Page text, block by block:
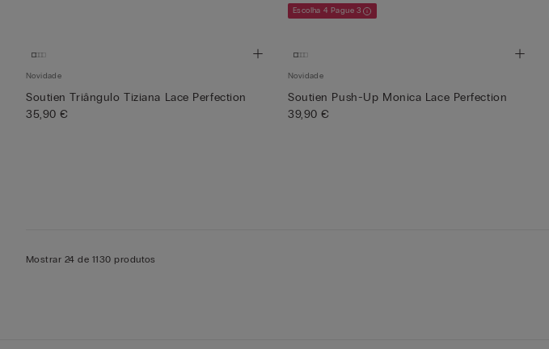
Escolha 4 Pague 3
Novidade
Soutien Triângulo Tiziana Lace Perfection
35,90 €
Novidade
Soutien Push-Up Monica Lace Perfection
39,90 €
Mostrar 24 de 1130 produtos